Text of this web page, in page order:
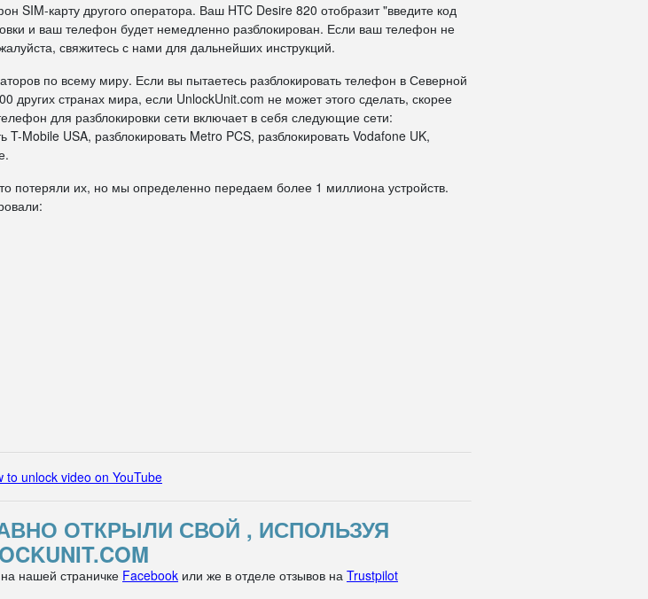
SIM-карту другого оператора. Ваш HTC Desire 820 отобразит "введите код
и ваш телефон будет немедленно разблокирован. Если ваш телефон не
свяжитесь с нами для дальнейших инструкций.
по всему миру. Если вы пытаетесь разблокировать телефон в Северной
странах мира, если UnlockUnit.com не может этого сделать, скорее
для разблокировки сети включает в себя следующие сети:
T-Mobile USA, разблокировать Metro PCS, разблокировать Vodafone UK,
потеряли их, но мы определенно передаем более 1 миллиона устройств.
to unlock video on YouTube
ОТКРЫЛИ СВОЙ , ИСПОЛЬЗУЯ
нашей страничке Facebook или же в отделе отзывов на Trustpilot